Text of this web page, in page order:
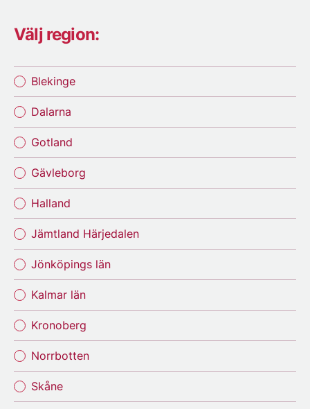
Välj region:
Blekinge
Dalarna
Gotland
Gävleborg
Halland
Jämtland Härjedalen
Jönköpings län
Kalmar län
Kronoberg
Norrbotten
Skåne